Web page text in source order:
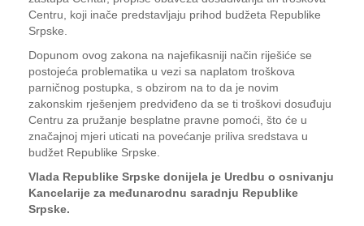
Centru, koji inače predstavljaju prihod budžeta Republike
Srpske.
Dopunom ovog zakona na najefikasniji način riješiće se
postojeća problematika u vezi sa naplatom troškova
parničnog postupka, s obzirom na to da je novim
zakonskim rješenjem predviđeno da se ti troškovi dosuđuju
Centru za pružanje besplatne pravne pomoći, što će u
značajnoj mjeri uticati na povećanje priliva sredstava u
budžet Republike Srpske.
Vlada Republike Srpske donijela je Uredbu o osnivanju
Kancelarije za međunarodnu saradnju Republike
Srpske.